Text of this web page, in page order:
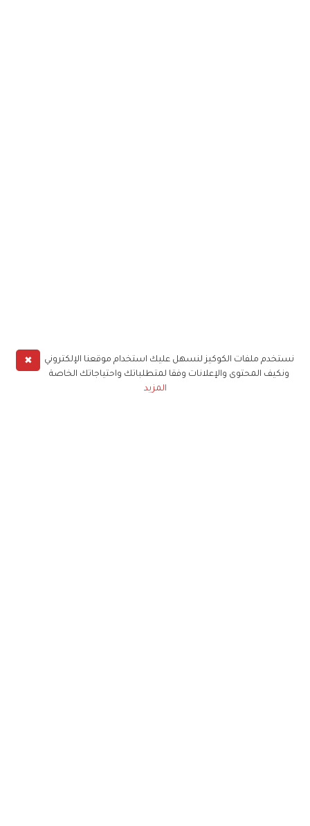
✖
نستخدم ملفات الكوكيز لنسهل عليك استخدام موقعنا الإلكتروني
ونكيف المحتوى والإعلانات وفقا لمتطلباتك واحتياجاتك الخاصة
المزيد